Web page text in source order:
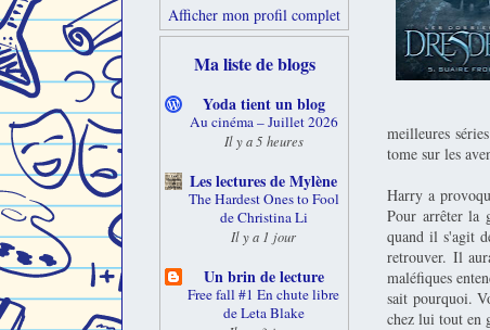
meilleures
tome sur les
Harry a
Pour arrêter la
quand il s'agit
retrouver. Il
maléfiques
sait pourquoi.
chez lui tout en
Afficher mon profil complet
Ma liste de blogs
Yoda tient un blog
Au cinéma – Juillet 2026
Il y a 5 heures
Les lectures de Mylène
The Hardest Ones to Fool
de Christina Li
Il y a 1 jour
Un brin de lecture
Free fall #1 En chute libre
de Leta Blake